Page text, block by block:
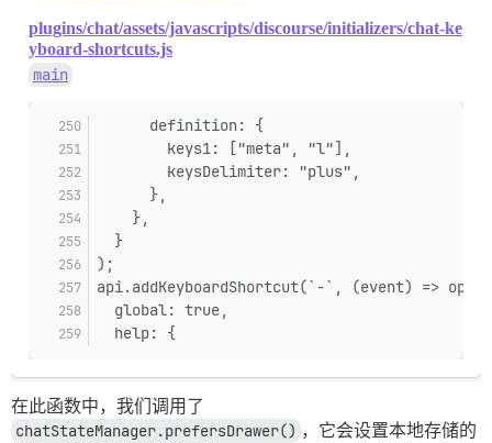
plugins/chat/assets/javascripts/discourse/initializers/chat-ke
yboard-shortcuts.js
main
      definition: {
        keys1: ["meta", "l"],
        keysDelimiter: "plus",
      },
    },
  }
);
api.addKeyboardShortcut(`-`, (event) =>
  global: true,
  help: {
在此函数中，我们调用了
chatStateManager.prefersDrawer() ，它会设置本地存储的